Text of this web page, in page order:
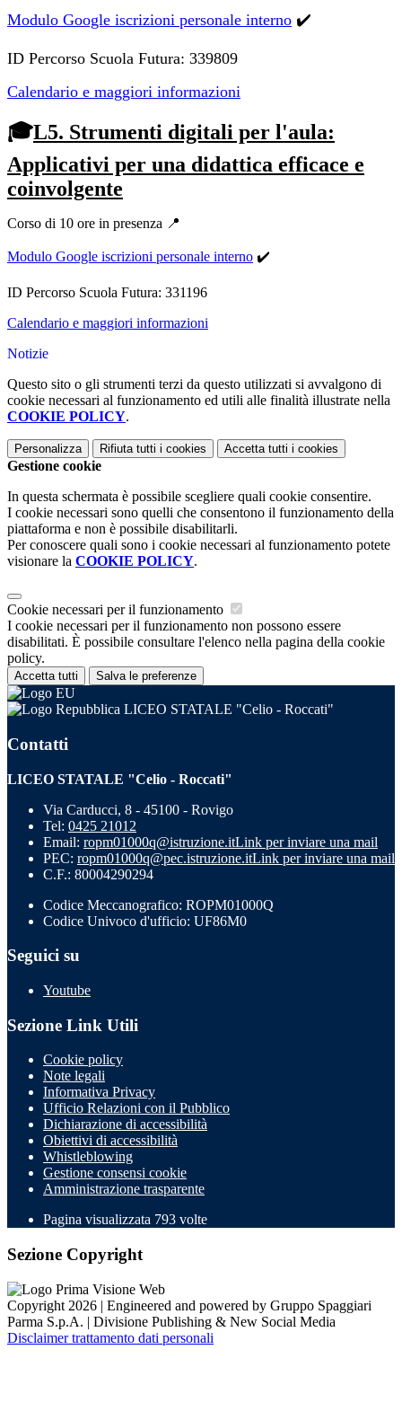
Modulo Google iscrizioni personale interno ✔️
ID Percorso Scuola Futura: 339809
Calendario e maggiori informazioni
🎓L5. Strumenti digitali per l'aula:
Applicativi per una didattica efficace e
coinvolgente
Corso di 10 ore in presenza 📍
Modulo Google iscrizioni personale interno ✔️
ID Percorso Scuola Futura: 331196
Calendario e maggiori informazioni
Notizie
Questo sito o gli strumenti terzi da questo utilizzati si avvalgono di
cookie necessari al funzionamento ed utili alle finalità illustrate nella
COOKIE POLICY.
Personalizza Rifiuta tutti i cookies Accetta tutti i cookies
Gestione cookie
In questa schermata è possibile scegliere quali cookie consentire.
I cookie necessari sono quelli che consentono il funzionamento della
piattaforma e non è possibile disabilitarli.
Per conoscere quali sono i cookie necessari al funzionamento potete
visionare la COOKIE POLICY.
Cookie necessari per il funzionamento
I cookie necessari per il funzionamento non possono essere
disabilitati. È possibile consultare l'elenco nella pagina della cookie
policy.
Accetta tutti Salva le preferenze
LICEO STATALE "Celio - Roccati"
Contatti
LICEO STATALE "Celio - Roccati"
Via Carducci, 8 - 45100 - Rovigo
Tel: 0425 21012
Email: ropm01000q@istruzione.itLink per inviare una mail
PEC: ropm01000q@pec.istruzione.itLink per inviare una mail
C.F.: 80004290294
Codice Meccanografico: ROPM01000Q
Codice Univoco d'ufficio: UF86M0
Seguici su
Youtube
Sezione Link Utili
Cookie policy
Note legali
Informativa Privacy
Ufficio Relazioni con il Pubblico
Dichiarazione di accessibilità
Obiettivi di accessibilità
Whistleblowing
Gestione consensi cookie
Amministrazione trasparente
Pagina visualizzata 793 volte
Sezione Copyright
Copyright 2026 | Engineered and powered by Gruppo Spaggiari
Parma S.p.A. | Divisione Publishing & New Social Media
Disclaimer trattamento dati personali